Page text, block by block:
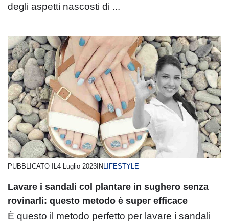
degli aspetti nascosti di ...
PUBBLICATO IL 4 Luglio 2023 IN LIFESTYLE
Lavare i sandali col plantare in sughero senza
rovinarli: questo metodo è super efficace
È questo il metodo perfetto per lavare i sandali